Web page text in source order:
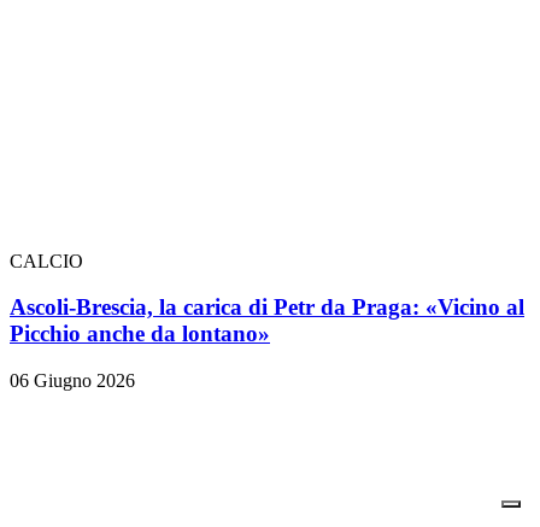
CALCIO
Ascoli-Brescia, la carica di Petr da Praga: «Vicino al
Picchio anche da lontano»
06 Giugno 2026